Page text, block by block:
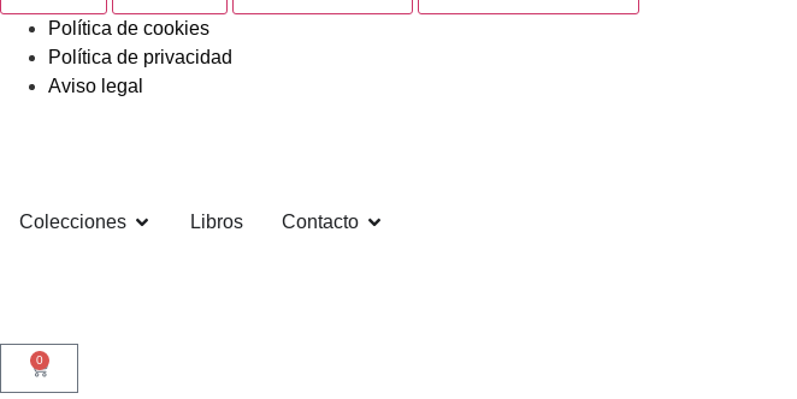
Política de cookies
Política de privacidad
Aviso legal
Colecciones Libros Contacto
0